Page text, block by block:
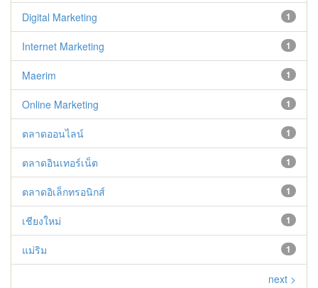
1
Digital Marketing
1
Internet Marketing
1
Maerim
1
Online Marketing
1
ตลาดออนไลน์
1
ตลาดอินเทอร์เน็ต
1
ตลาดอิเล็กทรอนิกส์
1
เชียงใหม่
1
แม่ริม
next >